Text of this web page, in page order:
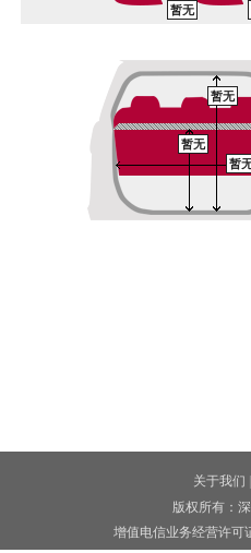
暂无
暂无
暂无
暂
关于我们
版权所有：
增值电信业务经营许可